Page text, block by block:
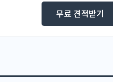
무료 견적받기